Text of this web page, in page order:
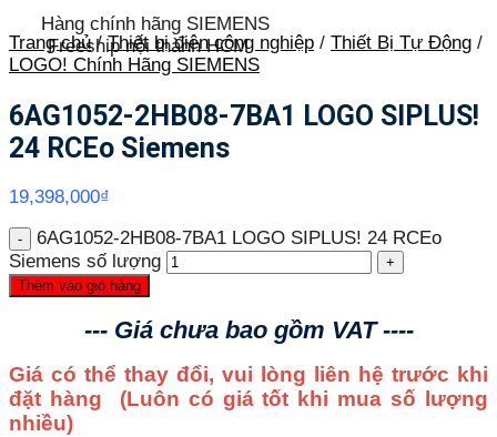
Hàng chính hãng SIEMENS
Freeship nội thành HCM
Trang chủ / Thiết bị điện công nghiệp / Thiết Bị Tự Động /
LOGO! Chính Hãng SIEMENS
6AG1052-2HB08-7BA1 LOGO SIPLUS!
24 RCEo Siemens
19,398,000₫
6AG1052-2HB08-7BA1 LOGO SIPLUS! 24 RCEo
Siemens số lượng
Thêm vào giỏ hàng
--- Giá chưa bao gồm VAT ----
Giá có thể thay đổi, vui lòng liên hệ trước khi
đặt hàng (Luôn có giá tốt khi mua số lượng
nhiều)